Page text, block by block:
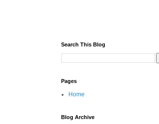
Search This Blog
Pages
Home
Blog Archive